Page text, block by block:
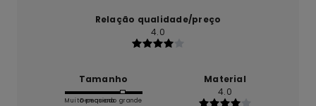
Relação qualidade/preço
4.0
Tamanho
Muito pequeno
Demasiado grande
Material
4.0